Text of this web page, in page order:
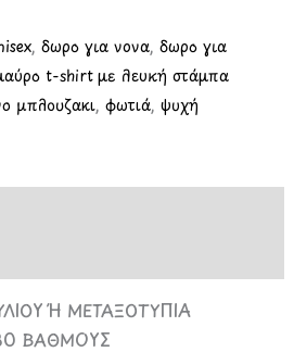
,δωρο για νονα,δωρο για
t-shirt με λευκή στάμπα
μπλουζακι,φωτιά,ψυχή
Ή ΜΕΤΑΞΟΤΥΠΙΑ
ΒΑΘΜΟΥΣ